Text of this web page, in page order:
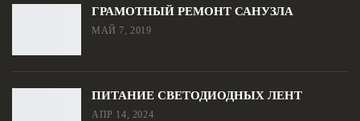
ГРАМОТНЫЙ РЕМОНТ САНУЗЛА
МАЙ 7, 2019
ПИТАНИЕ СВЕТОДИОДНЫХ ЛЕНТ
АПР 14, 2024